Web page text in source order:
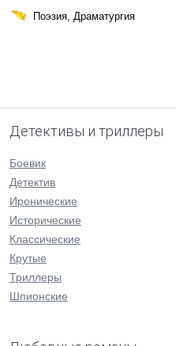
Поэзия, Драматургия
Детективы и триллеры
Боевик
Детектив
Иронические
Исторические
Классические
Крутые
Триллеры
Шпионские